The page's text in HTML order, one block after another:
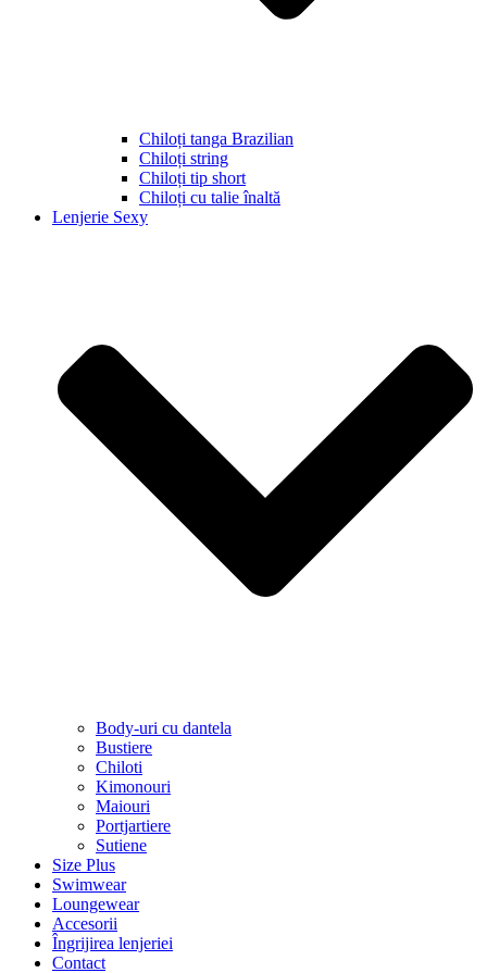
Chiloți tanga Brazilian
Chiloți string
Chiloți tip short
Chiloți cu talie înaltă
Lenjerie Sexy
Body-uri cu dantela
Bustiere
Chiloti
Kimonouri
Maiouri
Portjartiere
Sutiene
Size Plus
Swimwear
Loungewear
Accesorii
Îngrijirea lenjeriei
Contact